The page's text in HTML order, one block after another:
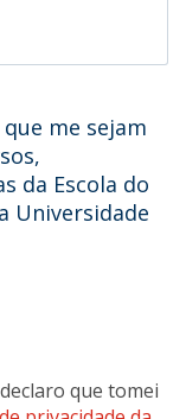
me sejam
da Escola do
Universidade
que tomei